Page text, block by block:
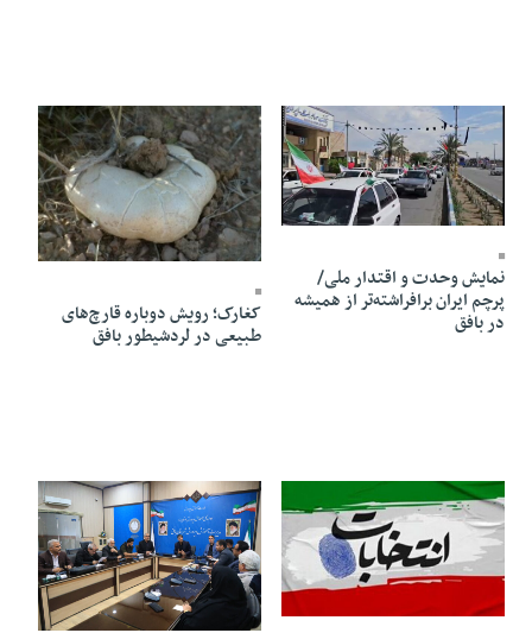
12 Farvardin 1405 - 16:30
نمایش وحدت و اقتدار ملی/
پرچم ایران برافراشته‌تر از همیشه
در بافق
08 Farvardin 1405 - 09:13
کغارک؛ رویش دوباره قارچ‌های
طبیعی در لردشیطور بافق